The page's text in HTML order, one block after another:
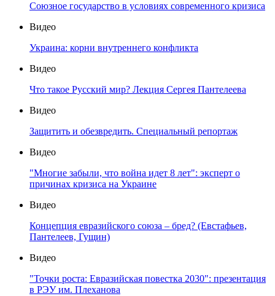
Союзное государство в условиях современного кризиса
Видео
Украина: корни внутреннего конфликта
Видео
Что такое Русский мир? Лекция Сергея Пантелеева
Видео
Защитить и обезвредить. Специальный репортаж
Видео
"Многие забыли, что война идет 8 лет": эксперт о
причинах кризиса на Украине
Видео
Концепция евразийского союза – бред? (Евстафьев,
Пантелеев, Гущин)
Видео
"Точки роста: Евразийская повестка 2030": презентация
в РЭУ им. Плеханова